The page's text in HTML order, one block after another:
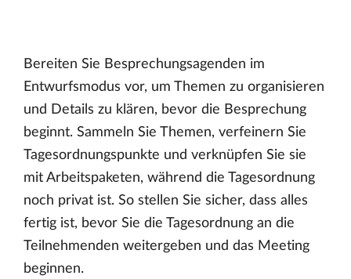
Bereiten Sie Besprechungsagenden im
Entwurfsmodus vor, um Themen zu organisieren
und Details zu klären, bevor die Besprechung
beginnt. Sammeln Sie Themen, verfeinern Sie
Tagesordnungspunkte und verknüpfen Sie sie
mit Arbeitspaketen, während die Tagesordnung
noch privat ist. So stellen Sie sicher, dass alles
fertig ist, bevor Sie die Tagesordnung an die
Teilnehmenden weitergeben und das Meeting
beginnen.